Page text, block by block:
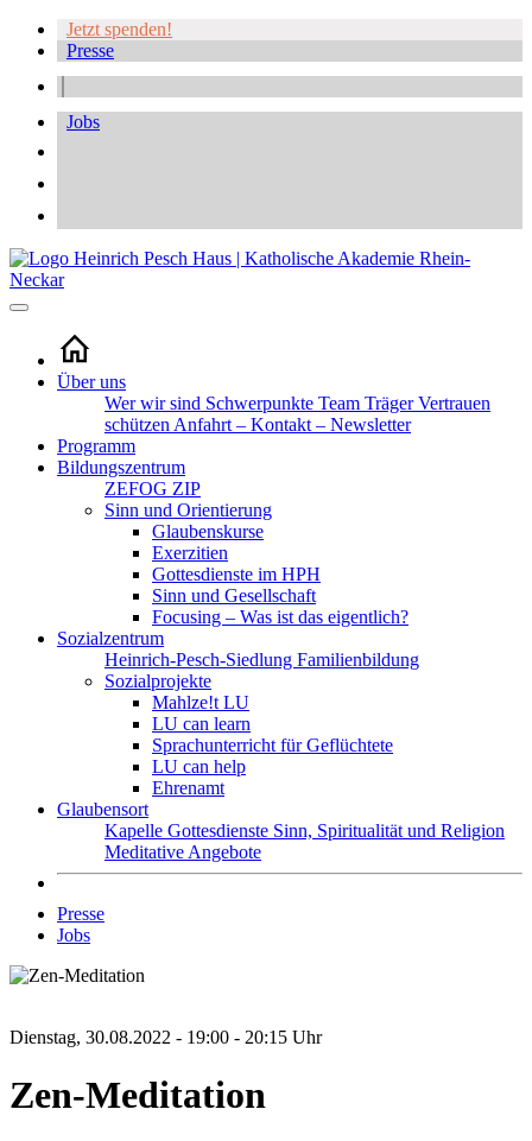
Jetzt spenden!
Presse
Jobs
Über uns
Wer wir sind Schwerpunkte Team TrägerVertrauen
schützen Anfahrt – Kontakt – Newsletter
Programm
Bildungszentrum
ZEFOG ZIP
Sinn und Orientierung
Glaubenskurse
Exerzitien
Gottesdienste im HPH
Sinn und Gesellschaft
Focusing – Was ist das eigentlich?
Sozialzentrum
Heinrich-Pesch-Siedlung Familienbildung
Sozialprojekte
Mahlze!t LU
LU can learn
Sprachunterricht für Geflüchtete
LU can help
Ehrenamt
Glaubensort
Kapelle Gottesdienste Sinn, Spiritualität und Religion
Meditative Angebote
Presse
Jobs
Dienstag, 30.08.2022 - 19:00 - 20:15 Uhr
Zen-Meditation